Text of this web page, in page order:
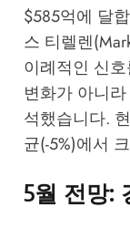
$585억에 달
스 티렐렌
이례적인 신
변화가 아니
석했습니다.
균(-5%)에서
5월 전망: